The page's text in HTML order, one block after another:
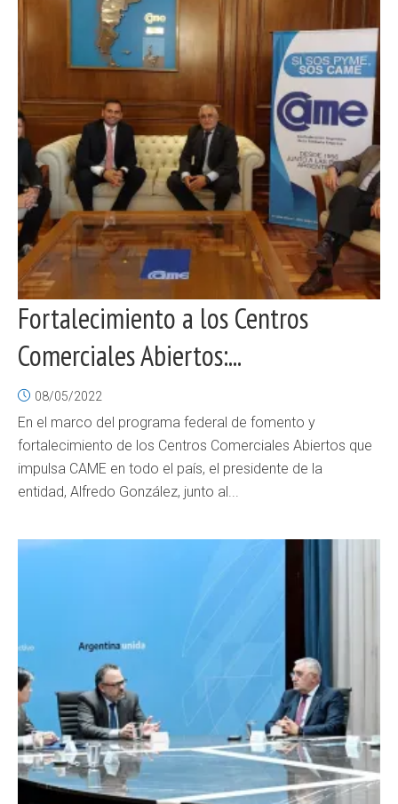
Fortalecimiento a los Centros
Comerciales Abiertos:...
08/05/2022
En el marco del programa federal de fomento y
fortalecimiento de los Centros Comerciales Abiertos que
impulsa CAME en todo el país, el presidente de la
entidad, Alfredo González, junto al...